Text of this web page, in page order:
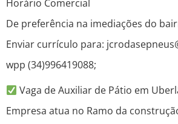
Horário Comercial
De preferência na imediações do
Enviar currículo para:
wpp (34)996419088;
Vaga de Auxiliar de Pátio em
Empresa atua no Ramo da